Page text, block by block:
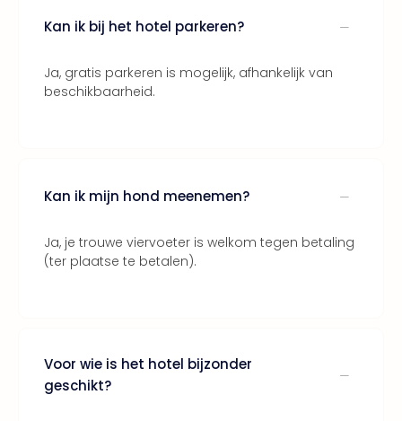
Kan ik bij het hotel parkeren?
Ja, gratis parkeren is mogelijk, afhankelijk van
beschikbaarheid.
Kan ik mijn hond meenemen?
Ja, je trouwe viervoeter is welkom tegen betaling
(ter plaatse te betalen).
Voor wie is het hotel bijzonder
geschikt?